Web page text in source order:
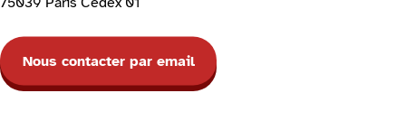
Nous contacter par email